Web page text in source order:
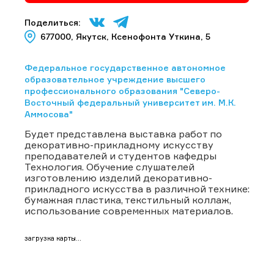
Поделиться:
677000, Якутск, Ксенофонта Уткина, 5
Федеральное государственное автономное
образовательное учреждение высшего
профессионального образования "Северо-
Восточный федеральный университет им. М.К.
Аммосова"
Будет представлена выставка работ по
декоративно-прикладному искусству
преподавателей и студентов кафедры
Технология. Обучение слушателей
изготовлению изделий декоративно-
прикладного искусства в различной технике:
бумажная пластика, текстильный коллаж,
использование современных материалов.
загрузка карты...